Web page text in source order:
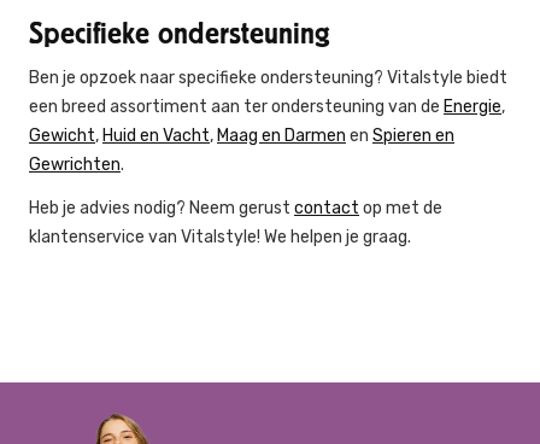
Specifieke ondersteuning
Ben je opzoek naar specifieke ondersteuning? Vitalstyle biedt
een breed assortiment aan ter ondersteuning van de Energie,
Gewicht, Huid en Vacht, Maag en Darmen en Spieren en
Gewrichten.
Heb je advies nodig? Neem gerust contact op met de
klantenservice van Vitalstyle! We helpen je graag.